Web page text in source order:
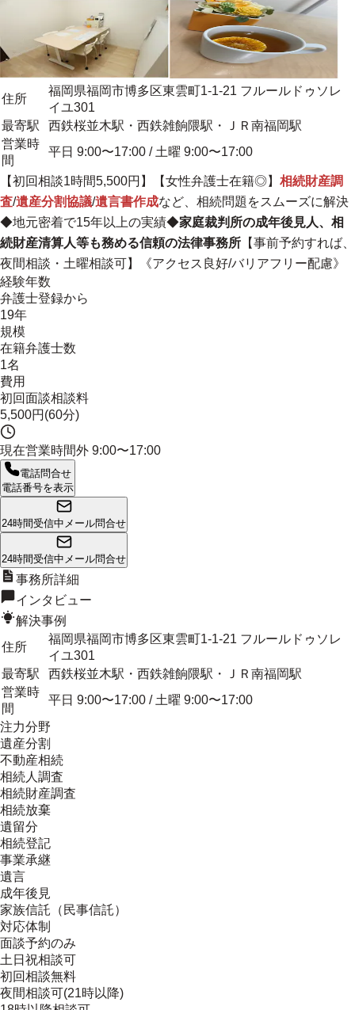
住所
福岡県福岡市博多区東雲町1-1-21 フルールドゥソレ
イユ301
最寄駅
西鉄桜並木駅・西鉄雑餉隈駅・ＪＲ南福岡駅
営業時
間
平日 9:00〜17:00 / 土曜 9:00〜17:00
【初回相談1時間5,500円】【女性弁護士在籍◎】 相続財産調
査/遺産分割協議/遺言書作成など、相続問題をスムーズに解決
◆地元密着で15年以上の実績◆家庭裁判所の成年後見人、相
続財産清算人等も務める信頼の法律事務所 【事前予約すれば、
夜間相談・土曜相談可】《アクセス良好/バリアフリー配慮》
経験年数
弁護士登録から
19年
規模
在籍弁護士数
1名
費用
初回面談相談料
5,500円(60分)
現在営業時間外 9:00〜17:00
電話問合せ
電話番号を表示
24時間受信中 メール問合せ
24時間受信中 メール問合せ
事務所詳細
インタビュー
解決事例
住所
福岡県福岡市博多区東雲町1-1-21 フルールドゥソレ
イユ301
最寄駅
西鉄桜並木駅・西鉄雑餉隈駅・ＪＲ南福岡駅
営業時
間
平日 9:00〜17:00 / 土曜 9:00〜17:00
注力分野
遺産分割
不動産相続
相続人調査
相続財産調査
相続放棄
遺留分
相続登記
事業承継
遺言
成年後見
家族信託（民事信託）
対応体制
面談予約のみ
土日祝相談可
初回相談無料
夜間相談可(21時以降)